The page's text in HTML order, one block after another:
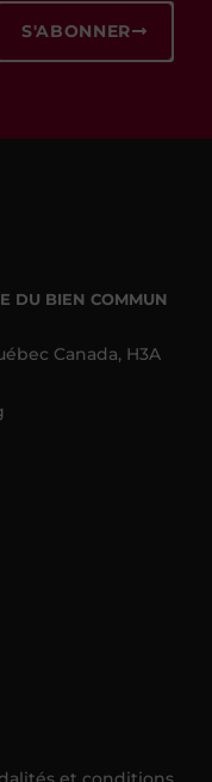
S'ABONNER
DU BIEN COMMUN
Canada, H3A